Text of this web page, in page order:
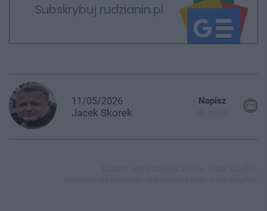
Subskrybuj rudzianin.pl
11/05/2026
Jacek Skorek
Napisz